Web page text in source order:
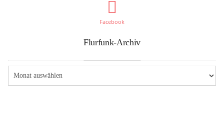
Facebook
Flurfunk-Archiv